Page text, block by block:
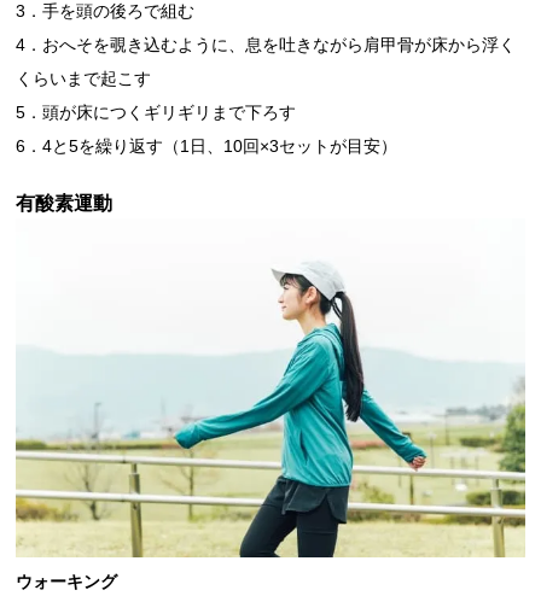
3．手を頭の後ろで組む
4．おへそを覗き込むように、息を吐きながら肩甲骨が床から浮く
くらいまで起こす
5．頭が床につくギリギリまで下ろす
6．4と5を繰り返す（1日、10回×3セットが目安）
有酸素運動
ウォーキング